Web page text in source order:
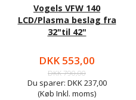
Vogels VFW 140
LCD/Plasma beslag fra
32"til 42"
DKK 553,00
DKK 790,00
Du sparer: DKK 237,00
(Køb Inkl. moms)